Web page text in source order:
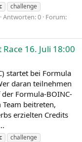
challenge
Antworten: 0 Forum:
16. Juli 18:00
startet bei Formula
daran teilnehmen
Formula-BOINC-
beitreten,
erzielten Credits
challenge